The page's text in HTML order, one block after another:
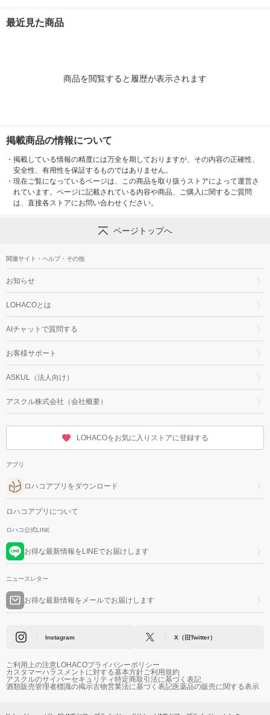
最近見た商品
商品を閲覧すると履歴が表示されます
掲載商品の情報について
・ 掲載している情報の精度には万全を期しておりますが、その内容の正確性、
安全性、有用性を保証するものではありません。
・ 現在ご覧になっているページは、この商品を取り扱うストアによって運営さ
れています。ページに記載されている内容や商品、ご購入に関するご質問
は、直接各ストアにお問い合わせください。
ページトップへ
関連サイト・ヘルプ・その他
お知らせ
LOHACOとは
AIチャットで質問する
お客様サポート
ASKUL（法人向け）
アスクル株式会社（会社概要）
LOHACOをお気に入りストアに登録する
アプリ
ロハコアプリをダウンロード
ロハコアプリについて
ロハコ公式LINE
お得な最新情報をLINEでお届けします
ニュースレター
お得な最新情報をメールでお届けします
Instagram X（旧Twitter）
ご利用上の注意LOHACOプライバシーポリシー
カスタマーハラスメントに対する基本方針ご利用規約
アスクルのサイバーセキュリティ特定商取引法に基づく表記
酒類販売管理者標識の掲示古物営業法に基づく表記医薬品の販売に関する表示